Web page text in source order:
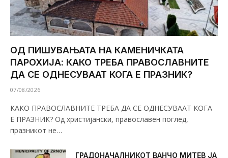
ОД ПИШУВАЊАТА НА КАМЕНИЧКАТА
ПАРОХИЈА: КАКО ТРЕБА ПРАВОСЛАВНИТЕ
ДА СЕ ОДНЕСУВААТ КОГА Е ПРАЗНИК?
07/08/2026
КАКО ПРАВОСЛАВНИТЕ ТРЕБА ДА СЕ ОДНЕСУВААТ КОГА
Е ПРАЗНИК? Од христијански, православен поглед,
празникот не…
ГРАДОНАЧАЛНИКОТ ВАНЧО МИТЕВ ЈА